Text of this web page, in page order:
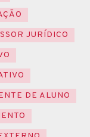
JURÍDICO
DE ALUNO